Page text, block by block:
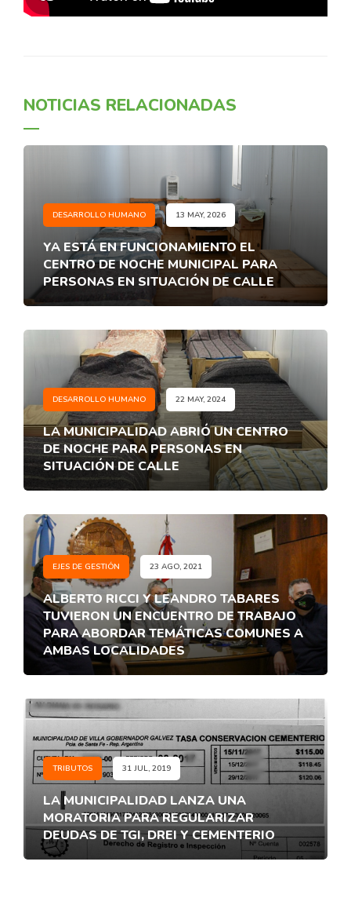
NOTICIAS RELACIONADAS
DESARROLLO HUMANO 13 MAY, 2026
YA ESTÁ EN FUNCIONAMIENTO EL
CENTRO DE NOCHE MUNICIPAL PARA
PERSONAS EN SITUACIÓN DE CALLE
DESARROLLO HUMANO 22 MAY, 2024
LA MUNICIPALIDAD ABRIÓ UN CENTRO
DE NOCHE PARA PERSONAS EN
SITUACIÓN DE CALLE
EJES DE GESTIÓN 23 AGO, 2021
ALBERTO RICCI Y LEANDRO TABARES
TUVIERON UN ENCUENTRO DE TRABAJO
PARA ABORDAR TEMÁTICAS COMUNES A
AMBAS LOCALIDADES
TRIBUTOS 31 JUL, 2019
LA MUNICIPALIDAD LANZA UNA
MORATORIA PARA REGULARIZAR
DEUDAS DE TGI, DREI Y CEMENTERIO